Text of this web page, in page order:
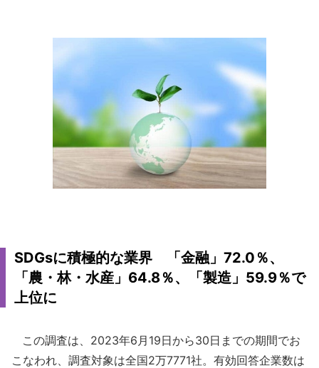
SDGsに積極的な業界 「金融」72.0％、
「農・林・水産」64.8％、「製造」59.9％で
上位に
この調査は、2023年6月19日から30日までの期間でお
こなわれ、調査対象は全国2万7771社。有効回答企業数は